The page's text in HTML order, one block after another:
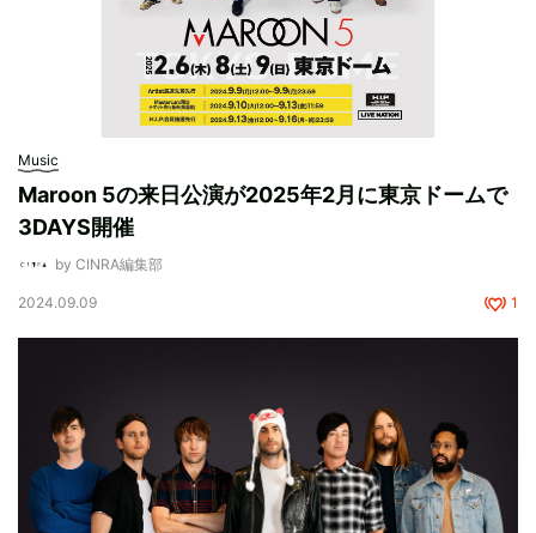
Music
Maroon 5の来日公演が2025年2月に東京ドームで
3DAYS開催
by CINRA編集部
2024.09.09 1